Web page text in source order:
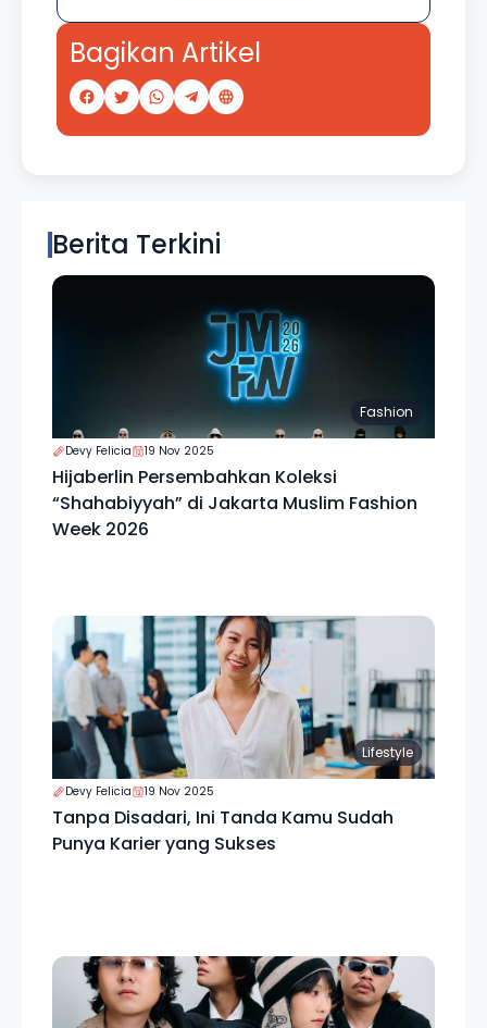
Bagikan Artikel
Berita Terkini
Fashion
Devy Felicia 19 Nov 2025
Hijaberlin Persembahkan Koleksi
“Shahabiyyah” di Jakarta Muslim Fashion
Week 2026
Lifestyle
Devy Felicia 19 Nov 2025
Tanpa Disadari, Ini Tanda Kamu Sudah
Punya Karier yang Sukses